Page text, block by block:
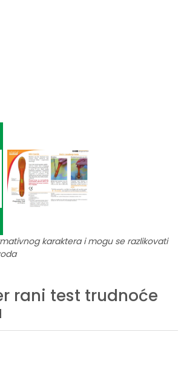
karaktera i mogu se razlikovati
rani test trudnoće